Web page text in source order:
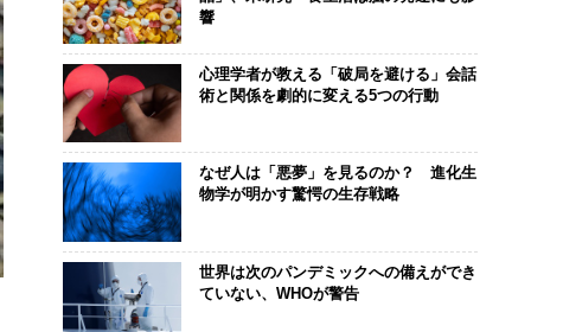
響
心理学者が教える「破局を避ける」会話
術と関係を劇的に変える5つの行動
なぜ人は「悪夢」を見るのか？ 進化生
物学が明かす驚愕の生存戦略
世界は次のパンデミックへの備えができ
ていない、WHOが警告